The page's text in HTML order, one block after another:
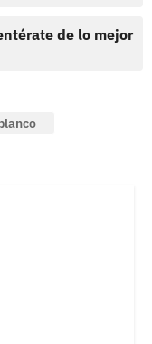
de lo mejor